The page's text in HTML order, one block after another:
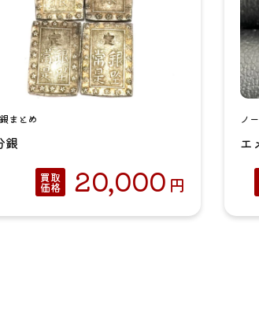
まとめ
銀
買取
価格 20,000 円
ノ
エ